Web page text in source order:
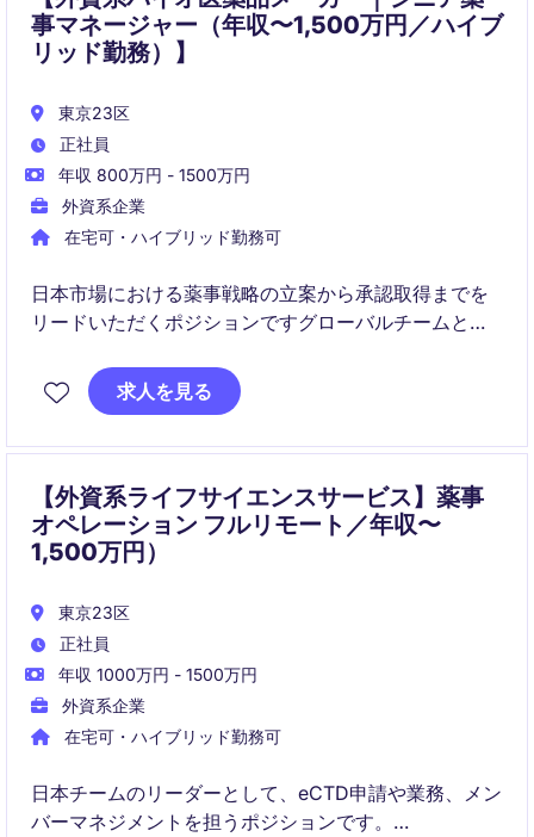
事マネージャー（年収〜1,500万円／ハイブ
リッド勤務）】
東京23区
正社員
年収 800万円 - 1500万円
外資系企業
在宅可・ハイブリッド勤務可
日本市場における薬事戦略の立案から承認取得までを
リードいただくポジションですグローバルチームと連
できる環境があります。
求人を見る
【外資系ライフサイエンスサービス】薬事
オペレーション フルリモート／年収〜
1,500万円）
東京23区
正社員
年収 1000万円 - 1500万円
外資系企業
在宅可・ハイブリッド勤務可
日本チームのリーダーとして、eCTD申請や業務、メン
バーマネジメントを担うポジションです。